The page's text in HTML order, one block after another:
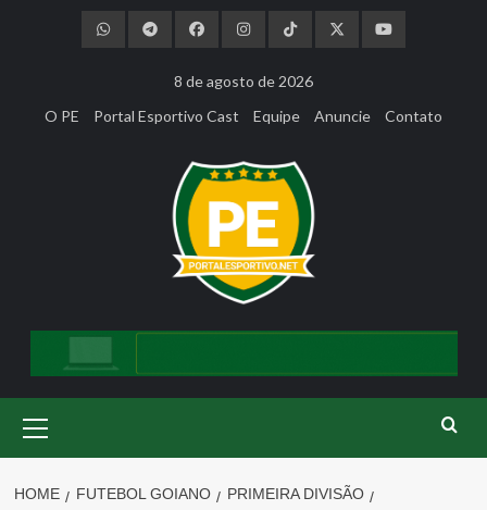
8 de agosto de 2026
O PE
Portal Esportivo Cast Equipe Anuncie Contato
Menu
HOME FUTEBOL GOIANO
PRIMEIRA DIVISÃO